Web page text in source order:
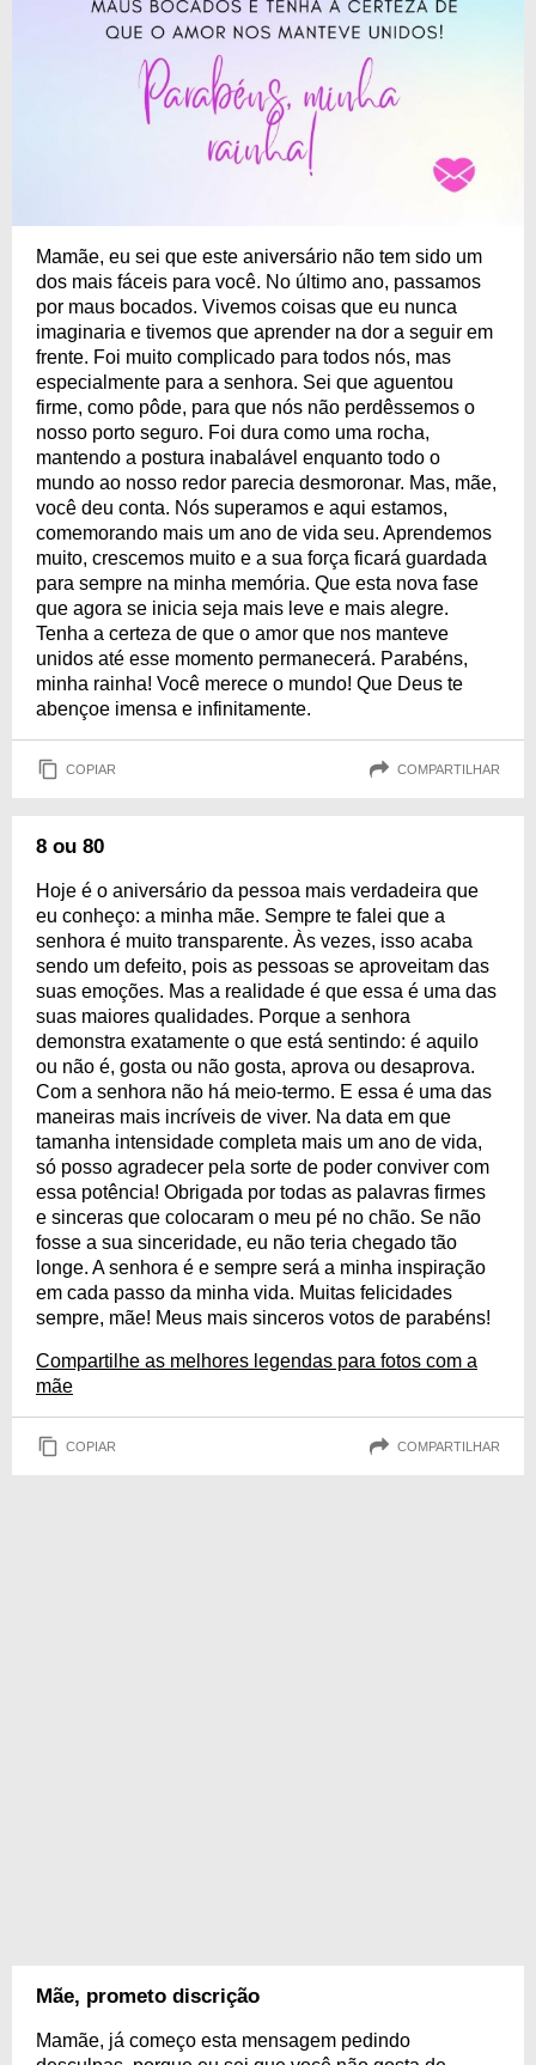
Mamãe, eu sei que este aniversário não tem sido um
dos mais fáceis para você. No último ano, passamos
por maus bocados. Vivemos coisas que eu nunca
imaginaria e tivemos que aprender na dor a seguir em
frente. Foi muito complicado para todos nós, mas
especialmente para a senhora. Sei que aguentou
firme, como pôde, para que nós não perdêssemos o
nosso porto seguro. Foi dura como uma rocha,
mantendo a postura inabalável enquanto todo o
mundo ao nosso redor parecia desmoronar. Mas, mãe,
você deu conta. Nós superamos e aqui estamos,
comemorando mais um ano de vida seu. Aprendemos
muito, crescemos muito e a sua força ficará guardada
para sempre na minha memória. Que esta nova fase
que agora se inicia seja mais leve e mais alegre.
Tenha a certeza de que o amor que nos manteve
unidos até esse momento permanecerá. Parabéns,
minha rainha! Você merece o mundo! Que Deus te
abençoe imensa e infinitamente.
COPIAR COMPARTILHAR
8 ou 80
Hoje é o aniversário da pessoa mais verdadeira que
eu conheço: a minha mãe. Sempre te falei que a
senhora é muito transparente. Às vezes, isso acaba
sendo um defeito, pois as pessoas se aproveitam das
suas emoções. Mas a realidade é que essa é uma das
suas maiores qualidades. Porque a senhora
demonstra exatamente o que está sentindo: é aquilo
ou não é, gosta ou não gosta, aprova ou desaprova.
Com a senhora não há meio-termo. E essa é uma das
maneiras mais incríveis de viver. Na data em que
tamanha intensidade completa mais um ano de vida,
só posso agradecer pela sorte de poder conviver com
essa potência! Obrigada por todas as palavras firmes
e sinceras que colocaram o meu pé no chão. Se não
fosse a sua sinceridade, eu não teria chegado tão
longe. A senhora é e sempre será a minha inspiração
em cada passo da minha vida. Muitas felicidades
sempre, mãe! Meus mais sinceros votos de parabéns!
Compartilhe as melhores legendas para fotos com a
mãe
COPIAR COMPARTILHAR
Mãe, prometo discrição
Mamãe, já começo esta mensagem pedindo